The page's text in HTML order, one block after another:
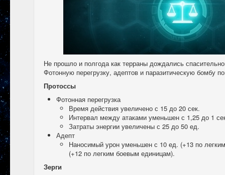
Не прошло и полгода как терраны дождались
Фотонную перегрузку, адептов и паразитическую бомбу
Протоссы
Фотонная перегрузка
Время действия увеличено с 15 до 20 сек.
Интервал между атаками уменьшен с 1,25 до 1
Затраты энергии увеличены с 25 до 50 ед.
Адепт
Наносимый урон уменьшен с 10 ед. (+13 по
(+12 по легким боевым единицам).
Зерги